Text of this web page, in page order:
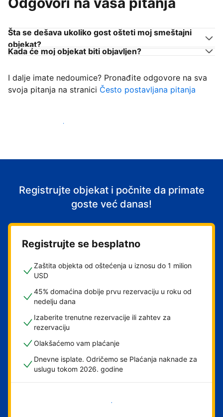
Šta se dešava ukoliko gost ošteti moj smeštajni
objekat?
Kada će moj objekat biti objavljen?
I dalje imate nedoumice? Pronađite odgovore na sva
svoja pitanja na stranici Često postavljana pitanja
Počnite da primate goste
Registrujte objekat i počnite da primate
goste već danas!
Registrujte se besplatno
Zaštita objekta od oštećenja u iznosu do 1 milion
USD
45% domaćina dobije prvu rezervaciju u roku od
nedelju dana
Izaberite trenutne rezervacije ili zahtev za
rezervaciju
Olakšaćemo vam plaćanje
Dnevne isplate. Odričemo se Plaćanja naknade za
uslugu tokom 2026. godine
Počnite odmah